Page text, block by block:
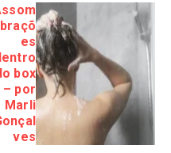
braçõ
es
box
– por
Marli
ves